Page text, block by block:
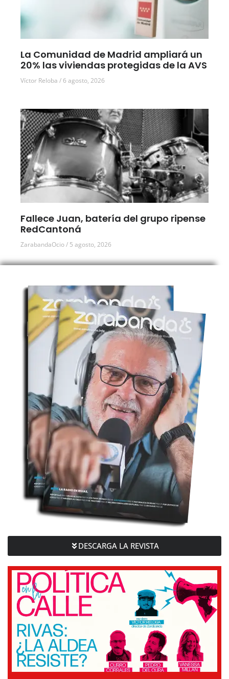
La Comunidad de Madrid ampliará un
20% las viviendas protegidas de la AVS
Víctor Reloba 6 agosto, 2026
Fallece Juan, batería del grupo ripense
RedCantoná
ZarabandaOcio 5 agosto, 2026
DESCARGA LA REVISTA